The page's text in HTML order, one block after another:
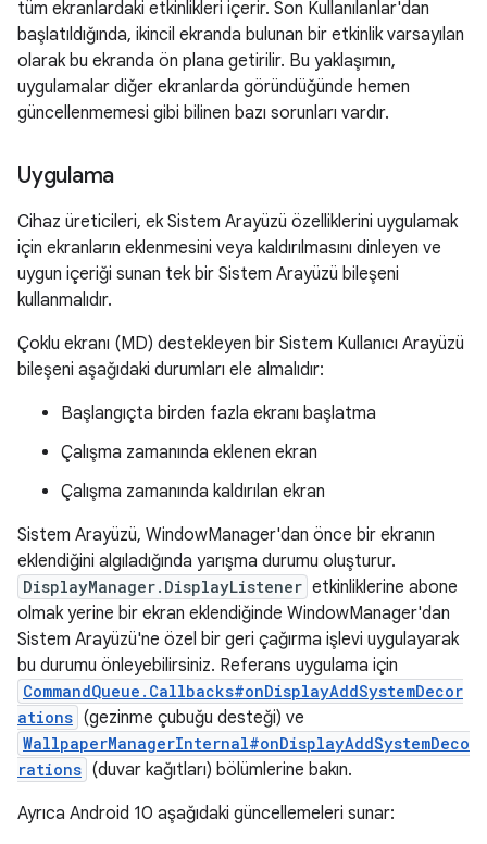
tüm ekranlardaki etkinlikleri içerir. Son Kullanılanlar'dan
başlatıldığında, ikincil ekranda bulunan bir etkinlik varsayılan
olarak bu ekranda ön plana getirilir. Bu yaklaşımın,
uygulamalar diğer ekranlarda göründüğünde hemen
güncellenmemesi gibi bilinen bazı sorunları vardır.
Uygulama
Cihaz üreticileri, ek Sistem Arayüzü özelliklerini uygulamak
için ekranların eklenmesini veya kaldırılmasını dinleyen ve
uygun içeriği sunan tek bir Sistem Arayüzü bileşeni
kullanmalıdır.
Çoklu ekranı (MD) destekleyen bir Sistem Kullanıcı Arayüzü
bileşeni aşağıdaki durumları ele almalıdır:
Başlangıçta birden fazla ekranı başlatma
Çalışma zamanında eklenen ekran
Çalışma zamanında kaldırılan ekran
Sistem Arayüzü, WindowManager'dan önce bir ekranın
eklendiğini algıladığında yarışma durumu oluşturur.
DisplayManager.DisplayListener etkinliklerine abone
olmak yerine bir ekran eklendiğinde WindowManager'dan
Sistem Arayüzü'ne özel bir geri çağırma işlevi uygulayarak
bu durumu önleyebilirsiniz. Referans uygulama için
CommandQueue.Callbacks#onDisplayAddSystemDecor
ations (gezinme çubuğu desteği) ve
WallpaperManagerInternal#onDisplayAddSystemDeco
rations (duvar kağıtları) bölümlerine bakın.
Ayrıca Android 10 aşağıdaki güncellemeleri sunar: